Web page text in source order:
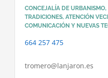
CONCEJALÍA DE URBANISMO,
TRADICIONES, ATENCIÓN
COMUNICACIÓN Y NUEVAS
664 257 475
tromero@lanjaron.es